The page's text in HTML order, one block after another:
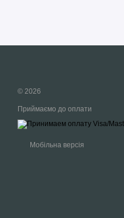
© 2026
Приймаємо до оплати
Мобільна версія